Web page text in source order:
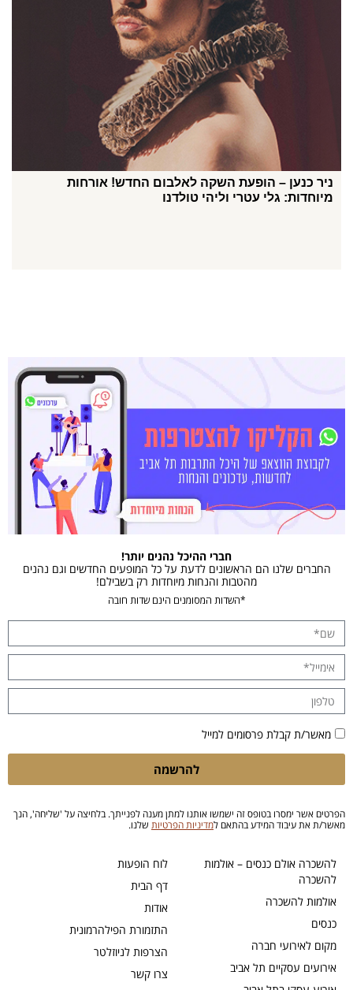
ניר כנען – הופעת השקה לאלבום החדש! אורחות
מיוחדות: גלי עטרי וליהי טולדנו
לוח הופעות
דף הבית
אודות
התזמורת הפילהרמונית
הצרפות לניוזלטר
צרו קשר
להשכרה אולם כנסים – אולמות
להשכרה
אולמות להשכרה
כנסים
מקום לאירועי חברה
אירועים עסקיים תל אביב
חברי ההיכל נהנים יותר!
החברים שלנו הם הראשונים לדעת על כל המופעים החדשים וגם נהנים
מהטבות והנחות מיוחדות רק בשבילם!
*השדות המסומנים הינם שדות חובה
מאשר/ת קבלת פרסומים למייל
להרשמה
הפרטים אשר ימסרו בטופס זה ישמשו אותנו למתן מענה לפנייתך. בלחיצה על 'שליחה', הנך
מאשר/ת את עיבוד המידע בהתאם למדיניות הפרטיות שלנו.